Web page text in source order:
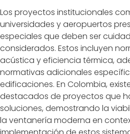
Los proyectos institucionales
universidades y aeropuertos
especiales que deben ser
considerados. Estos incluyen
acústica y eficiencia térmica,
normativas adicionales
edificaciones. En Colombia,
destacados de proyectos que
soluciones, demostrando la
la ventanería moderna en